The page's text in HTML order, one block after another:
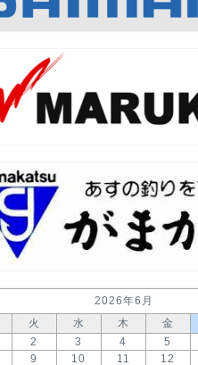
2026年6月
火 水 木 金
2 3 4 5
9 10 11 12